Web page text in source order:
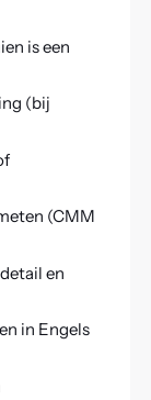
is een
(bij
(CMM
en
in Engels